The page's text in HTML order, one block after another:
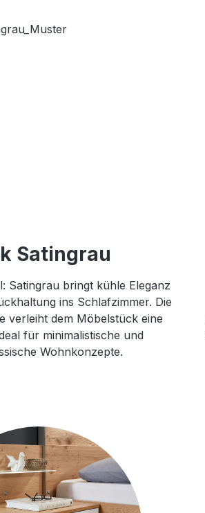
Satingrau
Satingrau bringt kühle Eleganz
ins Schlafzimmer. Die
verleiht dem Möbelstück eine
für minimalistische und
Wohnkonzepte.